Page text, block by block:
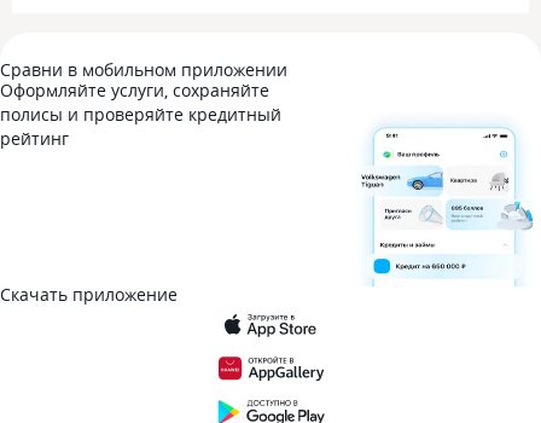
Сравни в мобильном приложении
Оформляйте услуги, сохраняйте
полисы и проверяйте кредитный
рейтинг
Скачать приложение